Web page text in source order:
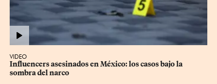
VIDEO
Influencers asesinados en México: los casos bajo la
sombra del narco